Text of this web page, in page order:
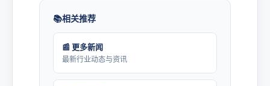
相关推荐
📰 更多新闻
最新行业动态与资讯